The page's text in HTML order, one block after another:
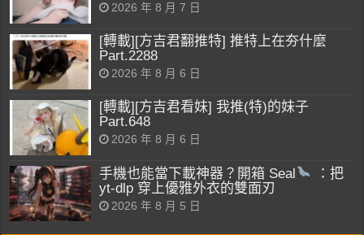
2026 年 8 月 7 日
[轉載][方吉君翻推特] 推特上在夯什麼
Part.2288
2026 年 8 月 6 日
[轉載][方吉君看妹] 我推(特)的妹子
Part.648
2026 年 8 月 6 日
手機也能當下載神器？開箱 Seal
：把
yt-dlp 穿上優雅外衣的雙面刃
2026 年 8 月 5 日